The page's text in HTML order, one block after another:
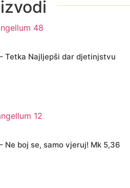
Tetka Najljepši dar djetinjstvu
boj se, samo vjeruj! Mk 5,36